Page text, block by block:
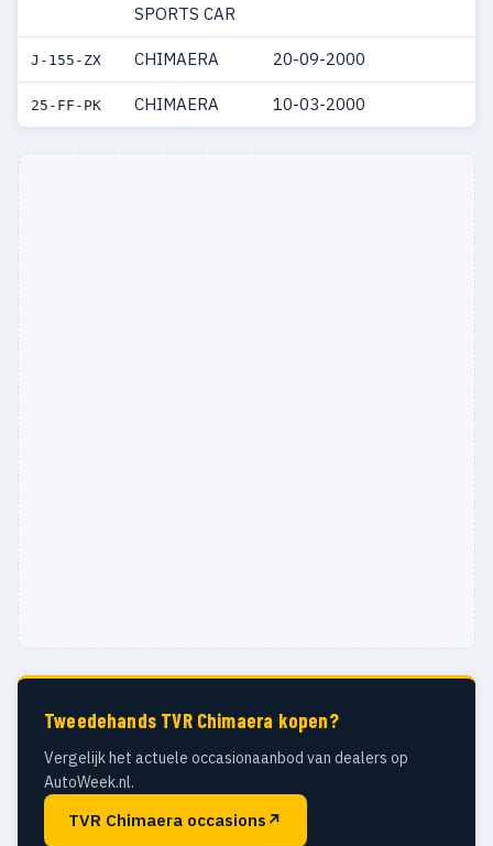
SPORTS CAR
J-155-ZX CHIMAERA 20-09-2000
25-FF-PK CHIMAERA 10-03-2000
Tweedehands TVR Chimaera kopen?
Vergelijk het actuele occasionaanbod van dealers op
AutoWeek.nl.
TVR Chimaera occasions ↗